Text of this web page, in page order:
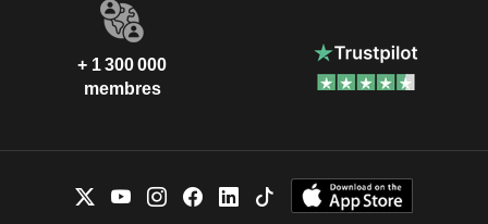
+ 1 300 000
membres